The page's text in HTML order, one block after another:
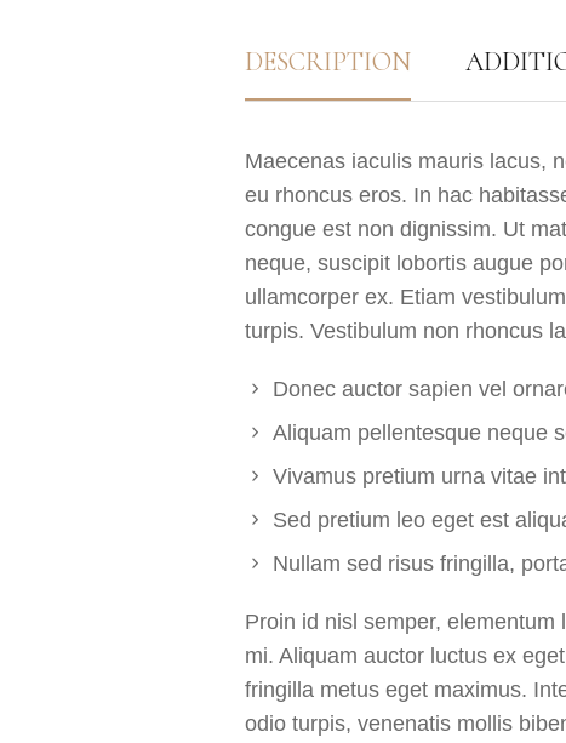
DESCRIPTION
Maecenas iaculis mauris lacus,
eu rhoncus eros. In hac
congue est non dignissim. Ut
neque, suscipit lobortis augue
ullamcorper ex. Etiam
turpis. Vestibulum non rhoncus
Donec auctor sapien vel
Aliquam pellentesque neque
Vivamus pretium urna vitae
Sed pretium leo eget est
Nullam sed risus fringilla,
Proin id nisl semper,
mi. Aliquam auctor luctus ex
fringilla metus eget maximus.
odio turpis, venenatis mollis